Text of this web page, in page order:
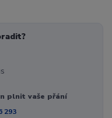
plnit vaše přání
293